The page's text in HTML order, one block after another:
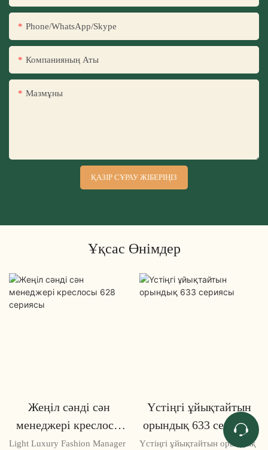
Phone/WhatsApp/Skype
Компанияның Аты
Мазмұны
ҚАЗІР СҰРАУ ЖІБЕРІҢІЗ
Ұқсас Өнімдер
Жеңіл сәнді сән
менеджері креслосы
628 сериясы
Light Luxury Fashion Manager
Үстіңгі ұйықтайтын
орындық 633 сериясы
Үстіңгі ұйықтайтын орындық